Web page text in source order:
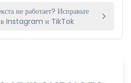
не работает? Исправьте
в Instagram и TikTok